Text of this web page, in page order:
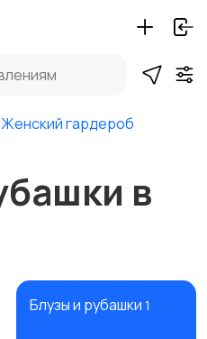
Женский гардероб
в
Блузы и рубашки 1